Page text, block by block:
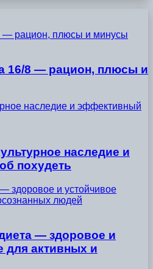
— рацион, плюсы и минусы
16/8 — рацион, плюсы и
наследие и эффективный
наследие и
похудеть
здоровое и устойчивое
людей
— здоровое и
для активных и